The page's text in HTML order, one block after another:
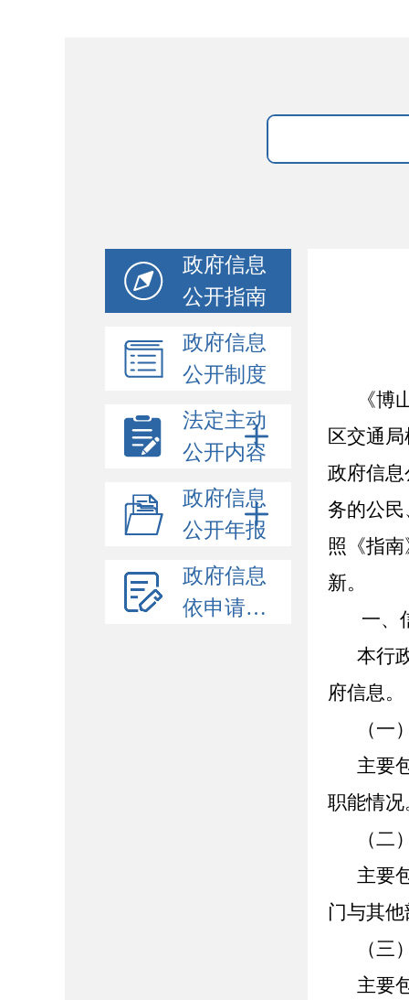
政府信息
公开指南
政府信息
公开制度
法定主动
公开内容
政府信息
公开年报
政府信息
依申请公开
《
区交通
政府信
务的公
照《指
新。
一、
本行
府信息。
（一
主要
职能情况
（二
主要
门与其
（三
主要